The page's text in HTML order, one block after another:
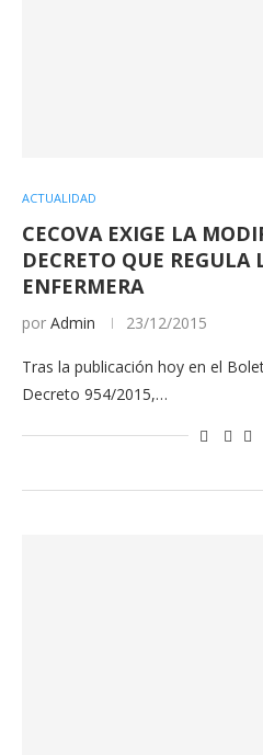
ACTUALIDAD
CECOVA EXIGE LA
DECRETO QUE REGULA
ENFERMERA
por Admin 23/12/2015
Tras la publicación hoy en el
Decreto 954/2015,…